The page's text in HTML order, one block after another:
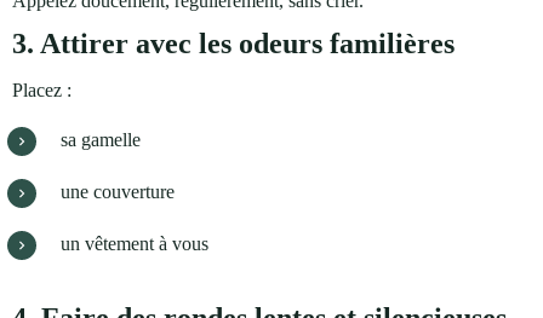
3. Attirer avec les odeurs familières
Placez :
sa gamelle
une couverture
un vêtement à vous